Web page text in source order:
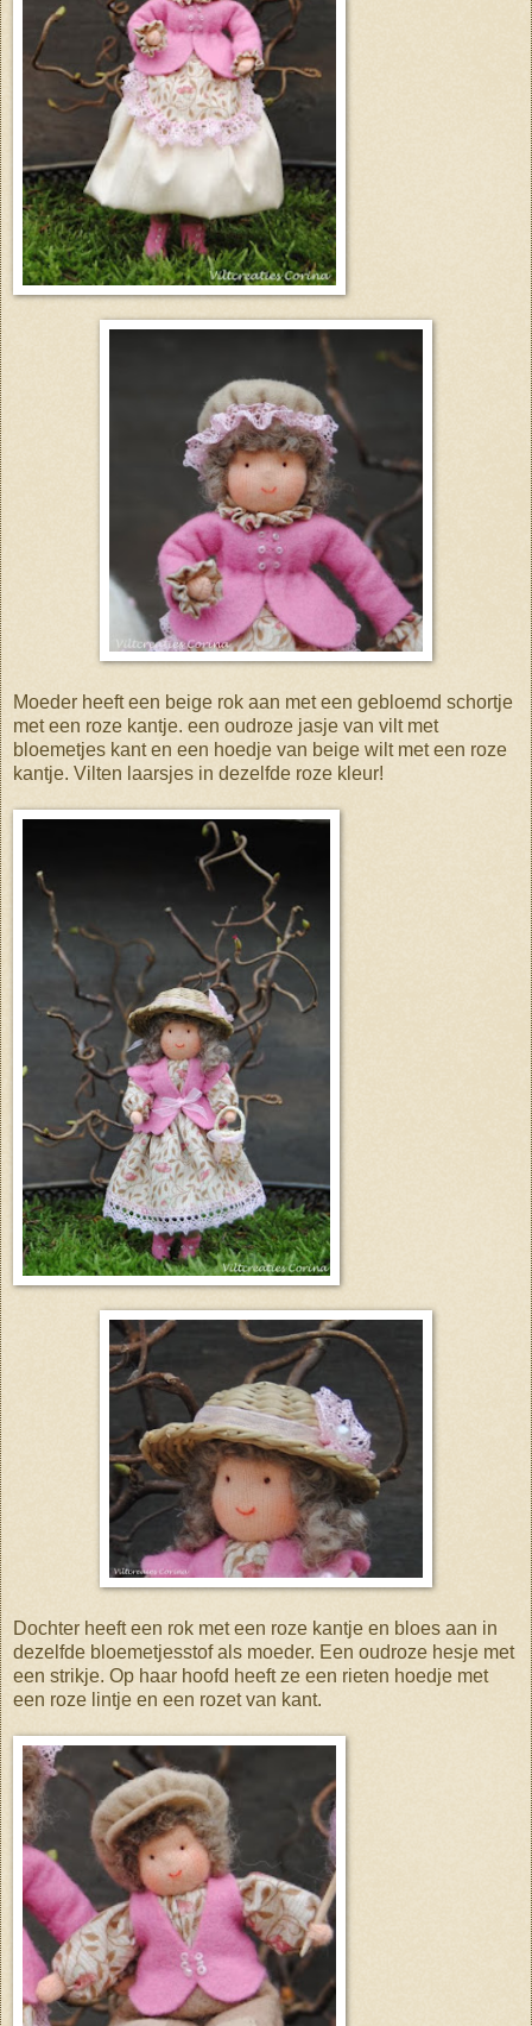
Moeder heeft een beige rok aan met een gebloemd schortje
met een roze kantje. een oudroze jasje van vilt met
bloemetjes kant en een hoedje van beige wilt met een roze
kantje. Vilten laarsjes in dezelfde roze kleur!
Dochter heeft een rok met een roze kantje en bloes aan in
dezelfde bloemetjesstof als moeder. Een oudroze hesje met
een strikje. Op haar hoofd heeft ze een rieten hoedje met
een roze lintje en een rozet van kant.